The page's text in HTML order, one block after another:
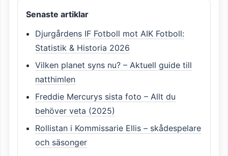
Senaste artiklar
Djurgårdens IF Fotboll mot AIK Fotboll:
Statistik & Historia 2026
Vilken planet syns nu? – Aktuell guide till
natthimlen
Freddie Mercurys sista foto – Allt du
behöver veta (2025)
Rollistan i Kommissarie Ellis – skådespelare
och säsonger